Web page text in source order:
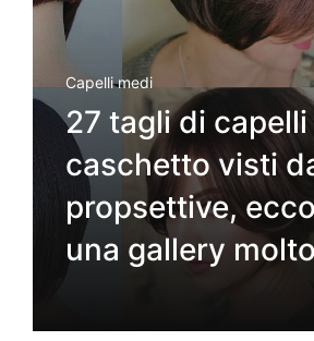
Capelli medi
27 tagli di capelli
caschetto visti
propsettive,
una gallery